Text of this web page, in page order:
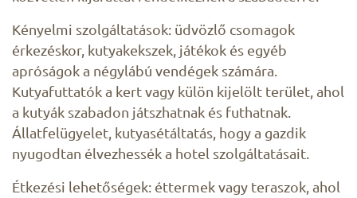
Kényelmi szolgáltatások: üdvözlő csomagok
érkezéskor, kutyakekszek, játékok és egyéb
apróságok a négylábú vendégek számára.
Kutyafuttatók a kert vagy külön kijelölt terület, ahol
a kutyák szabadon játszhatnak és futhatnak.
Állatfelügyelet, kutyasétáltatás, hogy a gazdik
nyugodtan élvezhessék a hotel szolgáltatásait.
Étkezési lehetőségek: éttermek vagy teraszok, ahol